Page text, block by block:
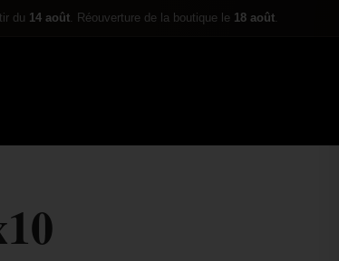
du 14 août. Réouverture de la boutique le 18 août.